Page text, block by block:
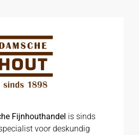
Fijnhouthandel is sinds
voor deskundig